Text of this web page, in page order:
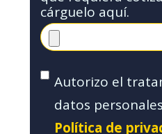
cárguelo aquí.
Autorizo el
datos
Política de